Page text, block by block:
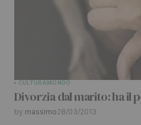
CULTURAMONDO
Divorzia dal marito: ha il
by massimo28/03/2013